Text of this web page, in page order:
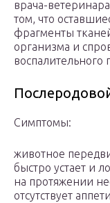
врача-
том, что
фрагменты
организма и
воспалительного
Симптомы:
животное
быстро устает и
на протяжении
отсутствует